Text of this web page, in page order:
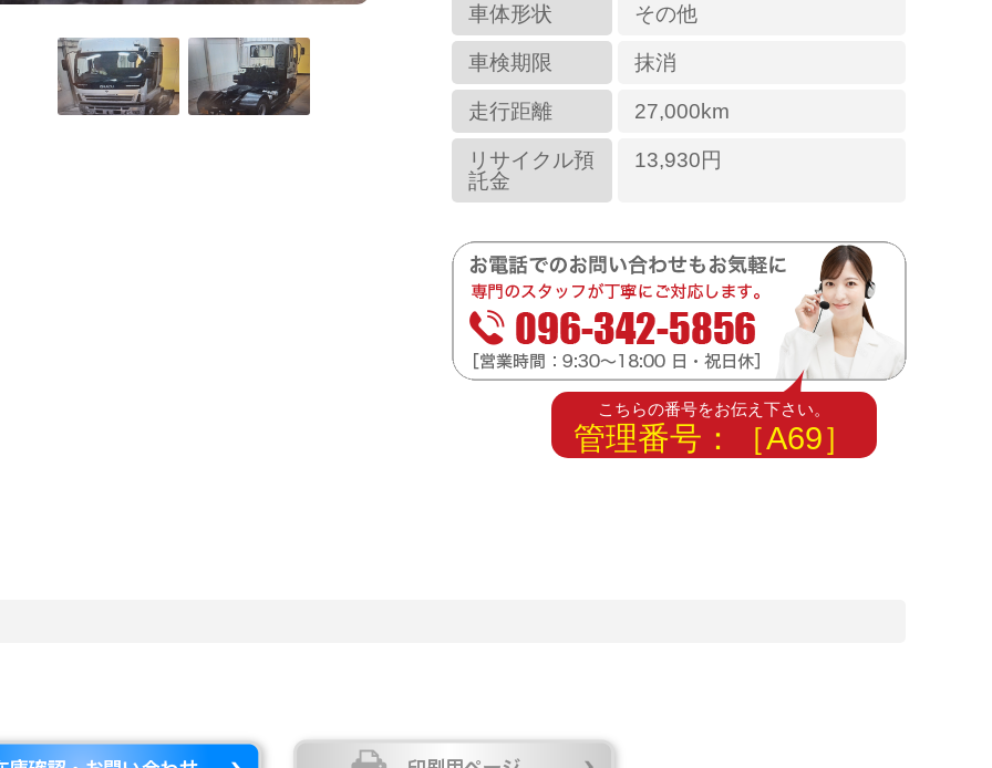
車体形状 その他
車検期限 抹消
走行距離 27,000km
リサイクル預
託金
13,930円
こちらの番号をお伝え下さい。
管理番号：［A69］